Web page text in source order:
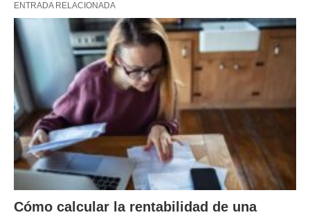
ENTRADA RELACIONADA
Cómo calcular la rentabilidad de una